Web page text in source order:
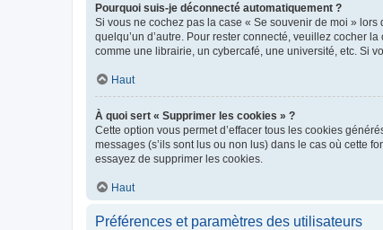
Pourquoi suis-je déconnecté automatiquement ?
Si vous ne cochez pas la case « Se souvenir de moi »
quelqu’un d’autre. Pour rester connecté, veuillez cocher
comme une librairie, un cybercafé, une université, etc. Si
Haut
À quoi sert « Supprimer les cookies » ?
Cette option vous permet d’effacer tous les cookies
messages (s’ils sont lus ou non lus) dans le cas où cette
essayez de supprimer les cookies.
Haut
Préférences et paramètres des utilisateurs